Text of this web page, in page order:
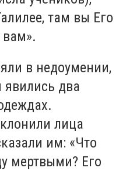
там вы Его
вам».
в недоумении,
явились два
лица
им: «Что
мертвыми? Его